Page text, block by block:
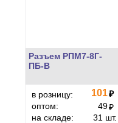
Разъем РПМ7-8Г-
ПБ-В
в розницу: 101₽
оптом:
49₽
на складе:
31 шт.